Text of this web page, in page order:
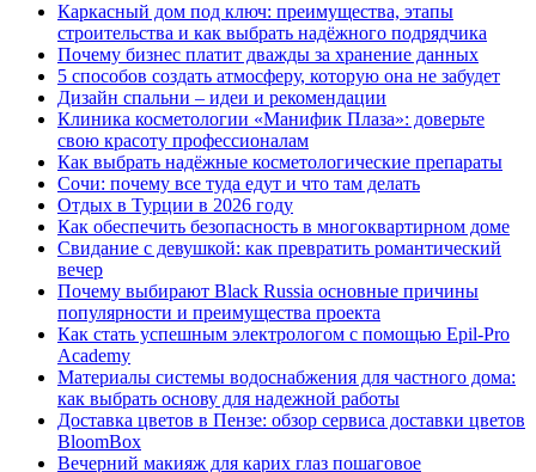
Каркасный дом под ключ: преимущества, этапы
строительства и как выбрать надёжного подрядчика
Почему бизнес платит дважды за хранение данных
5 способов создать атмосферу, которую она не забудет
Дизайн спальни – идеи и рекомендации
Клиника косметологии «Манифик Плаза»: доверьте
свою красоту профессионалам
Как выбрать надёжные косметологические препараты
Сочи: почему все туда едут и что там делать
Отдых в Турции в 2026 году
Как обеспечить безопасность в многоквартирном доме
Свидание с девушкой: как превратить романтический
вечер
Почему выбирают Black Russia основные причины
популярности и преимущества проекта
Как стать успешным электрологом с помощью Epil-Pro
Academy
Материалы системы водоснабжения для частного дома:
как выбрать основу для надежной работы
Доставка цветов в Пензе: обзор сервиса доставки цветов
BloomBox
Вечерний макияж для карих глаз пошаговое